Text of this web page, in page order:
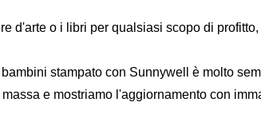
d'arte o i libri per qualsiasi scopo di
stampato con Sunnywell è molto
e mostriamo l'aggiornamento con